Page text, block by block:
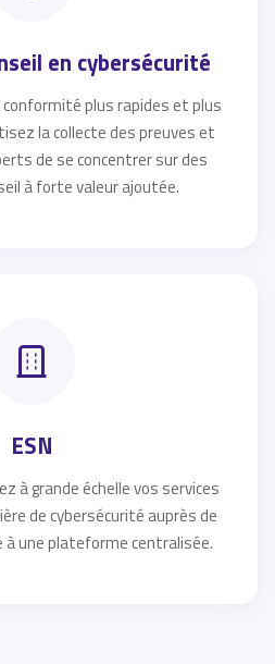
en cybersécurité
plus rapides et plus
la collecte des preuves et
de se concentrer sur des
à forte valeur ajoutée.
ESN
à grande échelle vos services
de cybersécurité auprès de
à une plateforme centralisée.